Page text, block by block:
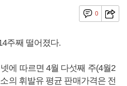
0
주째 떨어졌다.
에 따르면 4월 다섯째 주(4월2
의 휘발유 평균 판매가격은 전